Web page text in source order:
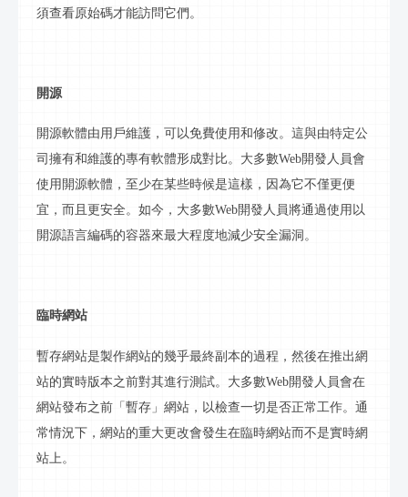
須查看原始碼才能訪問它們。
開源
開源軟體由用戶維護，可以免費使用和修改。這與由特定公
司擁有和維護的專有軟體形成對比。大多數Web開發人員會
使用開源軟體，至少在某些時候是這樣，因為它不僅更便
宜，而且更安全。如今，大多數Web開發人員將通過使用以
開源語言編碼的容器來最大程度地減少安全漏洞。
臨時網站
暫存網站是製作網站的幾乎最終副本的過程，然後在推出網
站的實時版本之前對其進行測試。大多數Web開發人員會在
網站發布之前「暫存」網站，以檢查一切是否正常工作。通
常情況下，網站的重大更改會發生在臨時網站而不是實時網
站 上。